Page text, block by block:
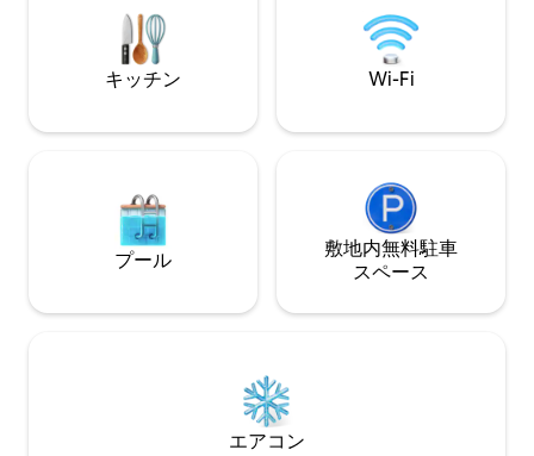
す。 ジャグジーのヒーターは1回10ユーロ
の追加料金がかかります。
キッチン Wi-Fi
プール
敷地内無料駐⁠車
ス⁠ペ⁠ー⁠ス
エアコン